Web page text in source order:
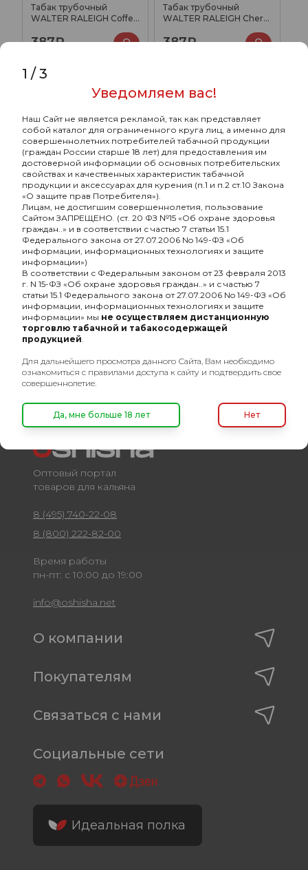
Табак трубочный
WALTER RALEIGH Coffee
387₽
Табак трубочный
WALTER RALEIGH Cherry
387₽
Табак трубочный
WALTER RALEIGH
Virginia GOLD 25гр
387₽
Оптовый портал
товаров для кальяна
8 (495) 740-22-08
8 (800) 222-82-00
Время работы
пн-пт: с 10:00 до 19:00
info@oshisha.net
О компании
Покупателям
Связаться с нами
Социальные сети
Идеальная полка
1 /3
Уведомляем вас!
Наш Сайт не является рекламой, так как представляет
собой каталог для ограниченного круга лиц, а именно для
совершеннолетних потребителей табачной продукции
(граждан России старше 18 лет) для предоставления им
достоверной информации об основных потребительских
свойствах и качественных характеристик табачной
продукции и аксессуарах для курения (п.1 и п.2 ст.10 Закона
«О защите прав Потребителя»).
Лицам, не достигшим совершеннолетия, пользование
Сайтом ЗАПРЕЩЕНО. (ст. 20 ФЗ №15 «Об охране здоровья
граждан..» и в соответствии с частью 7 статьи 15.1
Федерального закона от 27.07.2006 No 149-ФЗ «Об
информации, информационных технологиях и защите
информации»)
В соответствии с Федеральным законом от 23 февраля 2013
г. N 15-ФЗ «Об охране здоровья граждан..» и с частью 7
статьи 15.1 Федерального закона от 27.07.2006 No 149-ФЗ «Об
информации, информационных технологиях и защите
информации» мы не осуществляем дистанционную
торговлю табачной и табакосодержащей
продукцией
Для дальнейшего просмотра данного Сайта, Вам необходимо
ознакомиться с правилами доступа к сайту и подтвердить свое
совершеннолетие.
Да, мне больше 18 лет Нет